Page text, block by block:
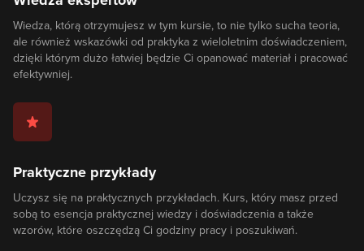
Wiedza, którą otrzymujesz w tym kursie, to nie tylko sucha teoria,
ale również wskazówki od praktyka z wieloletnim doświadczeniem,
dzięki którym dużo łatwiej będzie Ci opanować materiał i pracować
efektywniej.
Praktyczne przykłady
Uczysz się na praktycznych przykładach. Kurs, który masz przed
sobą to esencja praktycznej wiedzy i doświadczenia a także
wzorów, które oszczędzą Ci godziny pracy i poszukiwań.